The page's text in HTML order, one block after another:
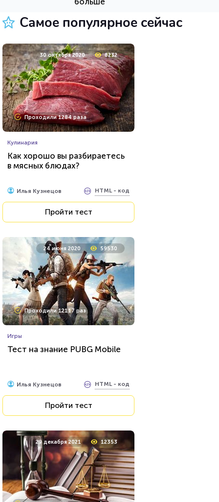
5 октября 2021 27254
Проходили 9707 раз
Психология
Тест на уникальность: "Что
Вы видите первым?"
Пройти тест
9 августа 2021 27191
Проходили 7462 раза
Психология
Тест: Мизантроп ли вы?
Пройти тест
28 января 2021 13692
Проходили 1504 раза
Самое популярное сейчас
30 октября 2020 8232
Проходили 1284 раза
Кулинария
Как хорошо вы разбираетесь
в мясных блюдах?
Илья Кузнецов HTML - код
Пройти тест
24 июня 2020 59530
Проходили 12117 раз
Игры
Тест на знание PUBG Mobile
Илья Кузнецов HTML - код
Пройти тест
29 декабря 2021 12353